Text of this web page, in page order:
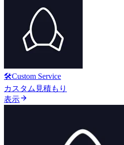
🛠️Custom Service
カスタム見積もり
表示